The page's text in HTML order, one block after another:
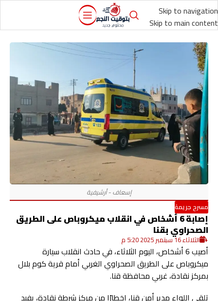
Skip to navigation
Skip to main content
مسرح جريمة
إصابة 6 أشخاص في انقلاب ميكروباص على الطريق
الصحراوي بقنا
الثلاثاء 16 سبتمبر 2025 5:20 م
أصيب 6 أشخاص، اليوم الثلاثاء، في حادث انقلاب سيارة
ميكروباص على الطريق الصحراوي الغربي أمام قرية كوم بلال
بمركز نقادة، غربي محافظة قنا.
تلقى اللواء مدير أمن قنا، إخطارًا من مركز شرطة نقادة، يفيد